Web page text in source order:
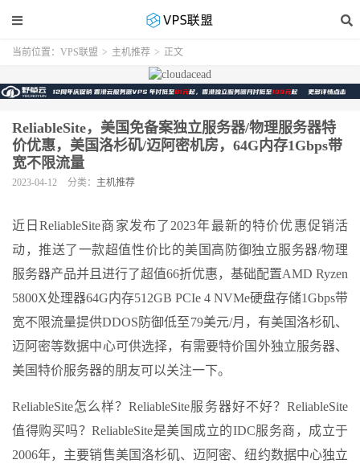
当前位置： VPS联盟 > 主机推荐 > 正文
ReliableSite，美国免备案独立服务器/物理服务器特
价优惠，美国洛杉矶/迈阿密机房，64G内存1Gbps带
宽不限流量
2023-04-12 分类： 主机推荐
近日ReliableSite商家发布了2023年最新的特价优惠促销活
动，推送了一款超值性价比的美国高防御独立服务器/物理
服务器产品并且进行了超值66折优惠，基础配置AMD Ryzen
5800X处理器64G内存512GB PCIe 4 NVMe硬盘存储1Gbps带
宽不限流量提供DDOS防御低至79美元/月，有美国洛杉矶、
迈阿密等数据中心可供选择，有需要特价国外独立服务器、
美国特价服务器的朋友可以关注一下。
ReliableSite怎么样？ReliableSite服务器好不好？ReliableSite
值得购买吗？ReliableSite是美国成立的IDC服务商，成立于
2006年，主要销售美国洛杉矶、迈阿密、纽约数据中心独立